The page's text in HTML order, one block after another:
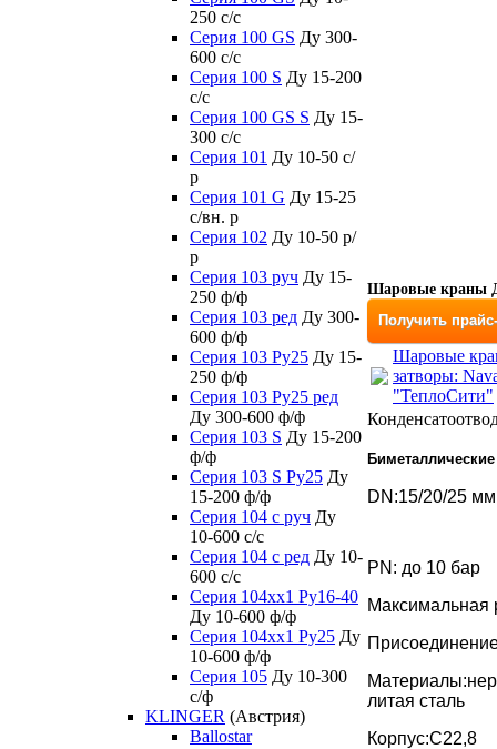
250 c/c
Серия 100 GS Ду 300-
600 c/c
Серия 100 S Ду 15-200
c/c
Серия 100 GS S Ду 15-
300 c/c
Серия 101 Ду 10-50 с/
р
Серия 101 G Ду 15-25
с/вн. р
Серия 102 Ду 10-50 р/
р
Серия 103 руч Ду 15-
250 ф/ф
Серия 103 ред Ду 300-
600 ф/ф
Серия 103 Ру25 Ду 15-
250 ф/ф
Серия 103 Ру25 ред
Ду 300-600 ф/ф
Серия 103 S Ду 15-200
ф/ф
Серия 103 S Ру25 Ду
15-200 ф/ф
Серия 104 с руч Ду
10-600 с/с
Серия 104 с ред Ду 10-
600 с/с
Серия 104xx1 Ру16-40
Ду 10-600 ф/ф
Серия 104xx1 Ру25 Ду
10-600 ф/ф
Серия 105 Ду 10-300
с/ф
KLINGER (Австрия)
Ballostar
Шаровые краны
Получить
Шаровые
затворы:
"ТеплоСити"
DN:15/20/25 мм
PN: до 10 бар
Максимальная
литая сталь
Корпус:С22,8